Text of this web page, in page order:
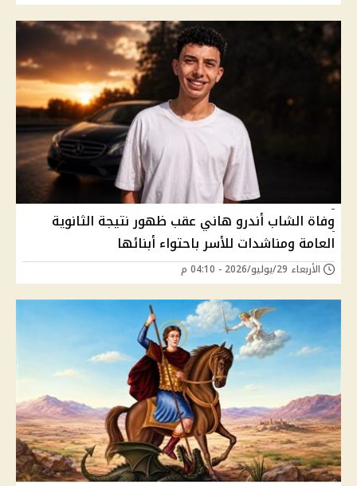
وفاة الشاب أندرو هاني عقب ظهور نتيجة الثانوية
العامة ومناشدات للأسر باحتواء أبنائها
الأربعاء 29/يوليو/2026 - 04:10 م